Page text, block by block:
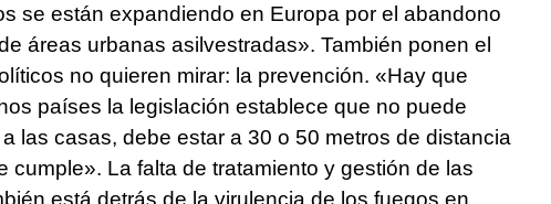
se están expandiendo en Europa por el abandono
áreas urbanas asilvestradas». También ponen el
no quieren mirar: la prevención. «Hay que
países la legislación establece que no puede
las casas, debe estar a 30 o 50 metros de distancia
cumple». La falta de tratamiento y gestión de las
está detrás de la virulencia de los fuegos en